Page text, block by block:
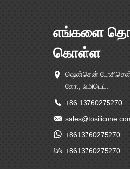
எங்களை
கொள்ள
ஷென்சென் டோசிசென்
கோ., லிமிடெட்.
+86 13760275270
+8613760275270
+8613760275270